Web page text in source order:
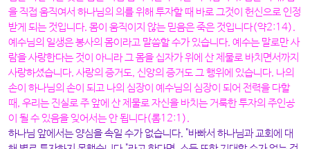
을 직접 움직여서 하나님의 의를 위해 투자할 때 바로 그것이 헌신으로 인정
받게 되는 것입니다. 몸이 움직이지 않는 믿음은 죽은 것입니다(약2:14).
예수님의 일생은 봉사의 몸이라고 말씀할 수가 있습니다. 예수는 말로만 사
람을 사랑한다는 것이 아니라 그 몸을 십자가 위에 산 제물로 바치면서까지
사랑하셨습니다. 사랑의 증거도, 신앙의 증거도 그 행위에 있습니다. 나의
손이 하나님의 손이 되고 나의 심장이 예수님의 심장이 되어 전력을 다할
때, 우리는 진실로 주 앞에 산 제물로 자신을 바치는 거룩한 투자의 주인공
이 될 수 있음을 잊어서는 안 됩니다(롬12:1).
하나님 앞에서는 양심을 속일 수가 없습니다. "바빠서 하나님과 교회에 대